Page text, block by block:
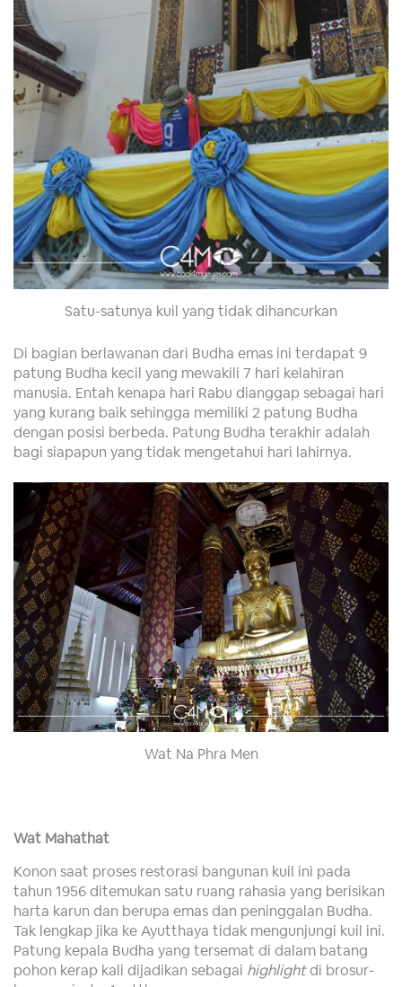
Satu-satunya kuil yang tidak dihancurkan
Di bagian berlawanan dari Budha emas ini terdapat 9
patung Budha kecil yang mewakili 7 hari kelahiran
manusia. Entah kenapa hari Rabu dianggap sebagai hari
yang kurang baik sehingga memiliki 2 patung Budha
dengan posisi berbeda. Patung Budha terakhir adalah
bagi siapapun yang tidak mengetahui hari lahirnya.
Wat Na Phra Men
Wat Mahathat
Konon saat proses restorasi bangunan kuil ini pada
tahun 1956 ditemukan satu ruang rahasia yang berisikan
harta karun dan berupa emas dan peninggalan Budha.
Tak lengkap jika ke Ayutthaya tidak mengunjungi kuil ini.
Patung kepala Budha yang tersemat di dalam batang
pohon kerap kali dijadikan sebagai highlightdi brosur-